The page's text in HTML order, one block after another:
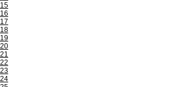
15
16
17
18
19
20
21
22
23
24